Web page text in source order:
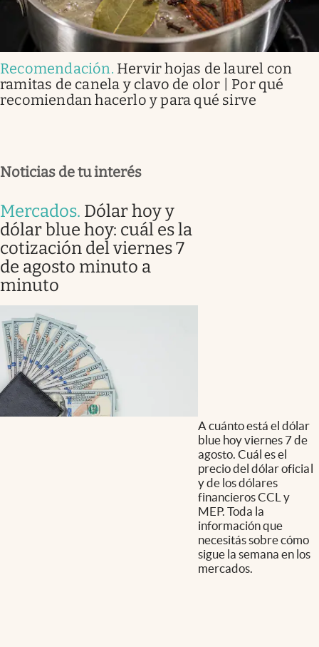
Recomendación. Hervir hojas de laurel con
ramitas de canela y clavo de olor | Por qué
recomiendan hacerlo y para qué sirve
Noticias de tu interés
Mercados. Dólar hoy y
dólar blue hoy: cuál es la
cotización del viernes 7
de agosto minuto a
minuto
A cuánto está el dólar
blue hoy viernes 7 de
agosto. Cuál es el
precio del dólar oficial
y de los dólares
financieros CCL y
MEP. Toda la
información que
necesitás sobre cómo
sigue la semana en los
mercados.